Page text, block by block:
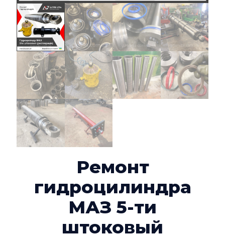
Ремонт
гидроцилиндра
МАЗ 5-ти
штоковый